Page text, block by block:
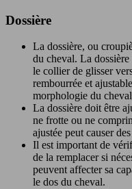
Dossière
La dossière, ou
du cheval. La dossière
le collier de glisser
rembourrée et
morphologie du
La dossière doit être
ne frotte ou ne
ajustée peut causer
Il est important de
de la remplacer si
peuvent affecter sa
le dos du cheval.